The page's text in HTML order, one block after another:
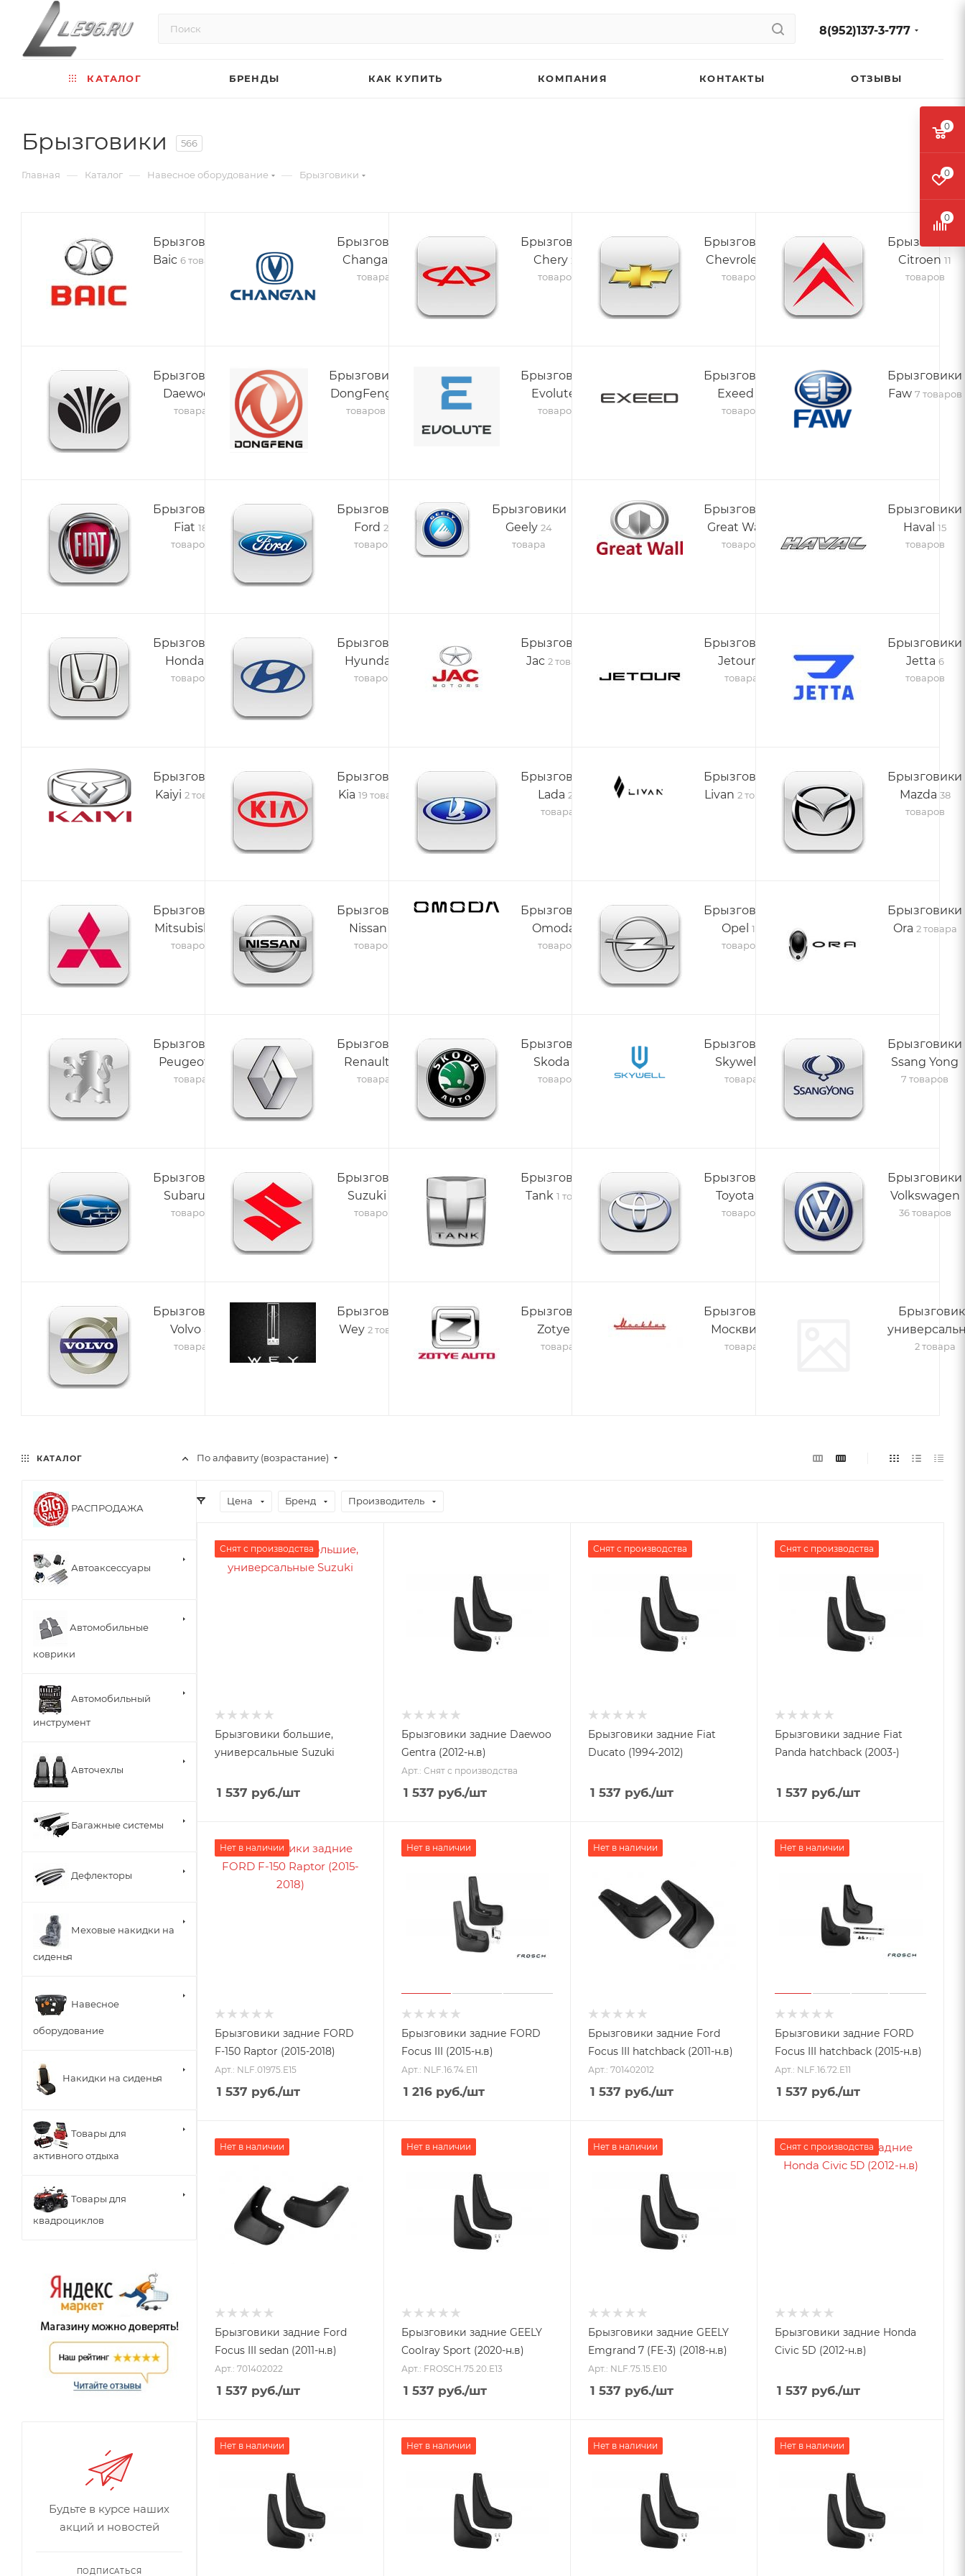
8(952)137-3-777
КАТАЛОГ БРЕНДЫ КАК КУПИТЬ КОМПАНИЯ КОНТАКТЫ ОТЗЫВЫ
Брызговики 566
Главная — Каталог — Навесное оборудование — Брызговики
Брызговики
Baic 6 товаров
Брызговики
Changan
товара
Брызговики
Chery 26
товаров
Брызговики
Chevrolet
товаров
Брызговики
Citroen 11
товаров
Брызговики
Daewoo
товара
Брызговики
DongFeng
товаров
Брызговики
Evolute
товаров
Брызговики
Exeed
товаров
Брызговики
Faw 7 товаров
Брызговики
Fiat 18
товаров
Брызговики
Ford 25
товаров
Брызговики
Geely 24
товара
Брызговики
Great Wall
товаров
Брызговики
Haval 15
товаров
Брызговики
Honda
товаров
Брызговики
Hyundai
товаров
Брызговики
Jac 2 товара
Брызговики
Jetour
товара
Брызговики
Jetta 6
товаров
Брызговики
Kaiyi 2 товара
Брызговики
Kia 19 товаров
Брызговики
Lada 22
товара
Брызговики
Livan 2 товара
Брызговики
Mazda 38
товаров
Брызговики
Mitsubishi
товаров
Брызговики
Nissan
товаров
Брызговики
Omoda
товаров
Брызговики
Opel 19
товаров
Брызговики
Ora 2 товара
Брызговики
Peugeot
товара
Брызговики
Renault
товара
Брызговики
Skoda
товаров
Брызговики
Skywell
товара
Брызговики
Ssang Yong
7 товаров
Брызговики
Subaru
товаров
Брызговики
Suzuki
товаров
Брызговики
Tank 1 товар
Брызговики
Toyota
товаров
Брызговики
Volkswagen
36 товаров
Брызговики
Volvo 4
товара
Брызговики
Wey 2 товара
Брызговики
Zotye
товара
Брызговики
Москвич
товара
2 товара
По алфавиту (возрастание)
Цена Бренд Производитель
Снят с производства
Брызговики большие,
универсальные Suzuki
1 537 руб./шт
Брызговики задние Daewoo
Gentra (2012-н.в)
Арт.: Снят с производства
1 537 руб./шт
Снят с производства
Брызговики задние Fiat
Ducato (1994-2012)
1 537 руб./шт
Снят с производства
Брызговики задние Fiat
Panda hatchback (2003-)
1 537 руб./шт
Нет в наличии
Брызговики задние FORD
F-150 Raptor (2015-2018)
Арт.: NLF.01975.E15
1 537 руб./шт
Нет в наличии
Брызговики задние FORD
Focus III (2015-н.в)
Арт.: NLF.16.74.E11
1 216 руб./шт
Нет в наличии
Брызговики задние Ford
Focus III hatchback (2011-н.в)
Арт.: 701402012
1 537 руб./шт
Нет в наличии
Брызговики задние FORD
Focus III hatchback (2015-н.в)
Арт.: NLF.16.72.E11
1 537 руб./шт
Нет в наличии
Брызговики задние Ford
Focus III sedan (2011-н.в)
Арт.: 701402022
1 537 руб./шт
Нет в наличии
Брызговики задние GEELY
Coolray Sport (2020-н.в)
Арт.: FROSCH.75.20.E13
1 537 руб./шт
Нет в наличии
Брызговики задние GEELY
Emgrand 7 (FE-3) (2018-н.в)
Арт.: NLF.75.15.E10
1 537 руб./шт
Снят с производства
Брызговики задние Honda
Civic 5D (2012-н.в)
1 537 руб./шт
Нет в наличии Нет в наличии Нет в наличии Нет в наличии
КАТАЛОГ
РАСПРОДАЖА
Автоаксессуары
Автомобильные
коврики
Автомобильный
инструмент
Авточехлы
Багажные системы
Дефлекторы
Меховые накидки на
сиденья
Навесное
оборудование
Накидки на сиденья
Товары для
активного отдыха
Товары для
квадроциклов
Будьте в курсе наших
акций и новостей
ПОДПИСАТЬСЯ
0
0
0